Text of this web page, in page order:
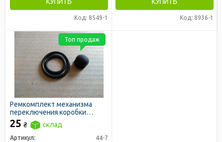
Код: 8549-1 Код: 8936-1
Ремкомплект механизма
переключения коробки
диапазонов ДОН
25 ₴ склад
Артикул: 44-7
Топ продаж